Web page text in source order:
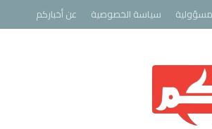
مسؤولية سياسة الخصوصية عن أخباركم